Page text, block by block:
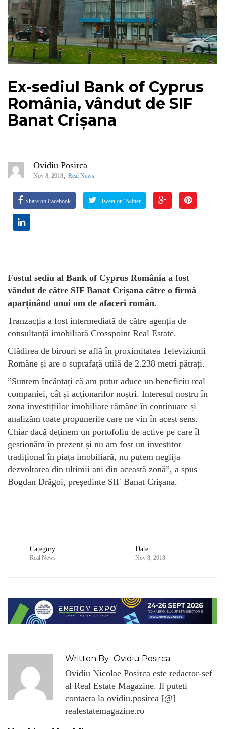
Ex-sediul Bank of Cyprus
România, vândut de SIF
Banat Crișana
Ovidiu Posirca
Nov 8, 2018, Real News
Share on Facebook Tweet on Twitter
Fostul sediu al Bank of Cyprus România a fost
vândut de către SIF Banat Crișana către o firmă
aparținând unui om de afaceri român.
Tranzacția a fost intermediată de către agenția de
consultanță imobiliară Crosspoint Real Estate.
Clădirea de birouri se află în proximitatea Televiziunii
Române și are o suprafață utilă de 2.238 metri pătrați.
”Suntem încântați că am putut aduce un beneficiu real
companiei, cât și acționarilor noștri. Interesul nostru în
zona investițiilor imobiliare rămâne în continuare și
analizăm toate propunerile care ne vin în acest sens.
Chiar dacă deținem un portofoliu de active pe care îl
gestionăm în prezent și nu am fost un investitor
tradițional în piața imobiliară, nu putem neglija
dezvoltarea din ultimii ani din această zonă”, a spus
Bogdan Drăgoi, președinte SIF Banat Crișana.
Category
Real News
Date
Nov 8, 2018
Written By Ovidiu Posirca
Ovidiu Nicolae Posirca este redactor-sef
al Real Estate Magazine. Il puteti
contacta la ovidiu.posirca [@]
realestatemagazine.ro